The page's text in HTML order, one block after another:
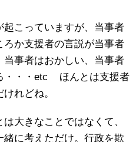
こっていますが、当事者
か支援者の言説が当事者
事者はおかしい、当事者
・・・etc ほんとは支援者
れどね。
大きなことではなくて、
に考えただけ。行政を欺